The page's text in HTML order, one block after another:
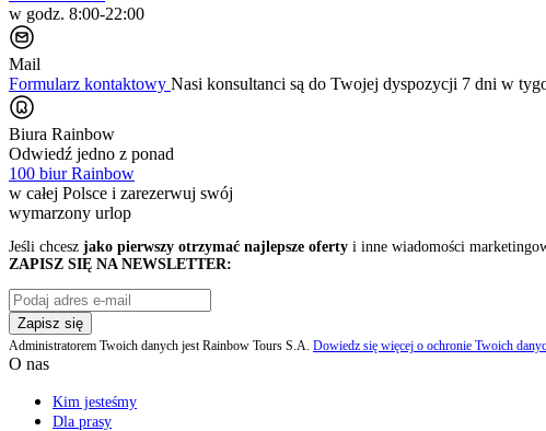
w godz. 8:00-22:00
Mail
Formularz kontaktowy Nasi konsultanci są do Twojej dyspozycji 7 dni w
Biura Rainbow
Odwiedź jedno z ponad
100 biur Rainbow
w całej Polsce i zarezerwuj swój
wymarzony urlop
Jeśli chcesz jako pierwszy otrzymać najlepsze oferty i inne wiadomości
ZAPISZ SIĘ NA NEWSLETTER:
Zapisz się
Administratorem Twoich danych jest Rainbow Tours S.A. Dowiedz się więcej o ochronie Twoich
O nas
Kim jesteśmy
Dla prasy